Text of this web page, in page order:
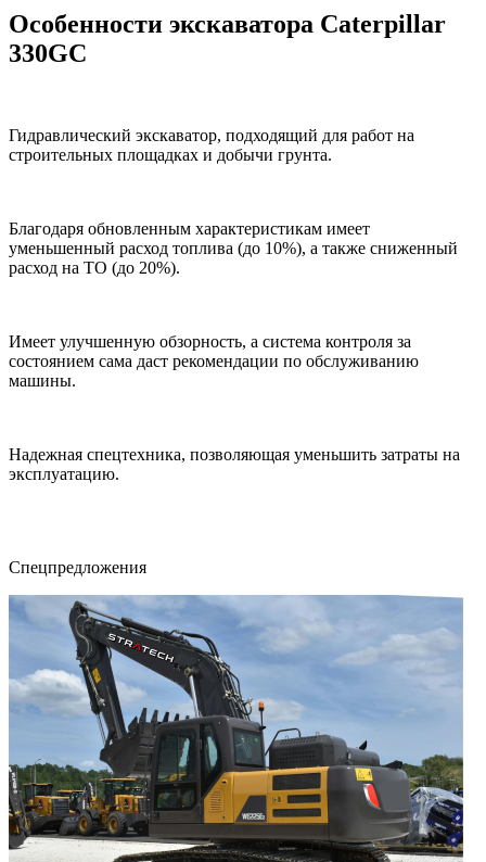
Особенности экскаватора Caterpillar
330GC
Гидравлический экскаватор, подходящий для работ на
строительных площадках и добычи грунта.
Благодаря обновленным характеристикам имеет
уменьшенный расход топлива (до 10%), а также сниженный
расход на ТО (до 20%).
Имеет улучшенную обзорность, а система контроля за
состоянием сама даст рекомендации по обслуживанию
машины.
Надежная спецтехника, позволяющая уменьшить затраты на
эксплуатацию.
Cпецпредложения